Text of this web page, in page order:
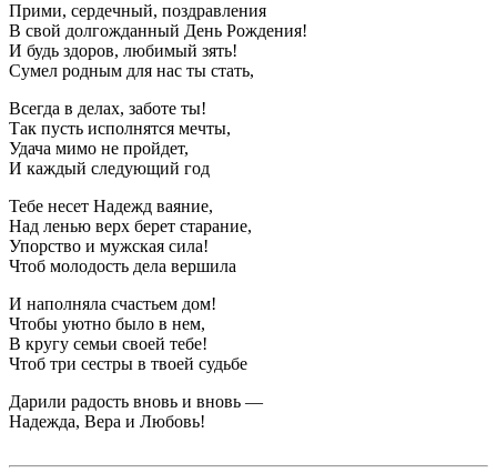
Прими, сердечный, поздравления
В свой долгожданный День Рождения!
И будь здоров, любимый зять!
Сумел родным для нас ты стать,
Всегда в делах, заботе ты!
Так пусть исполнятся мечты,
Удача мимо не пройдет,
И каждый следующий год
Тебе несет Надежд ваяние,
Над ленью верх берет старание,
Упорство и мужская сила!
Чтоб молодость дела вершила
И наполняла счастьем дом!
Чтобы уютно было в нем,
В кругу семьи своей тебе!
Чтоб три сестры в твоей судьбе
Дарили радость вновь и вновь —
Надежда, Вера и Любовь!